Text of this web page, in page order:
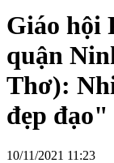
Giáo hội
quận
Thơ):
đẹp đạo"
10/11/2021 11:23